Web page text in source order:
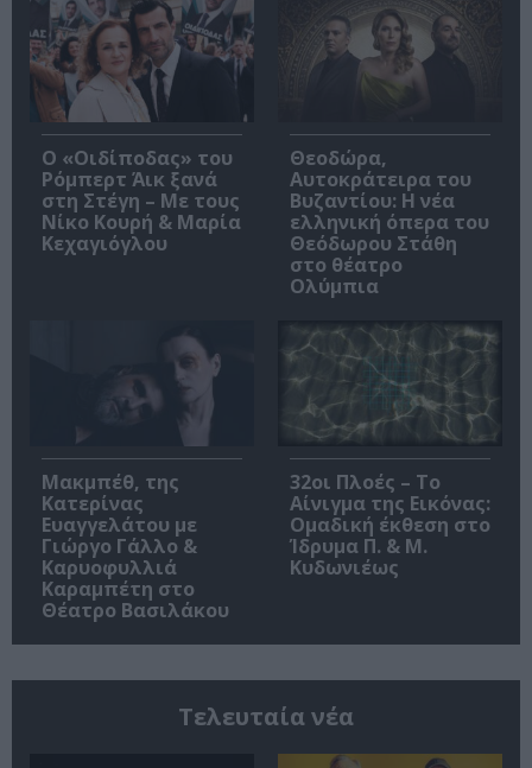
O «Οιδίποδας» του
Ρόμπερτ Άικ ξανά
στη Στέγη – Με τους
Νίκο Κουρή & Μαρία
Κεχαγιόγλου
Θεοδώρα,
Αυτοκράτειρα του
Βυζαντίου: Η νέα
ελληνική όπερα του
Θεόδωρου Στάθη
στο θέατρο
Ολύμπια
Μακμπέθ, της
Κατερίνας
Ευαγγελάτου με
Γιώργο Γάλλο &
Καρυοφυλλιά
Καραμπέτη στο
Θέατρο Βασιλάκου
32οι Πλοές – Το
Αίνιγμα της Εικόνας:
Ομαδική έκθεση στο
Ίδρυμα Π. & Μ.
Κυδωνιέως
Τελευταία νέα